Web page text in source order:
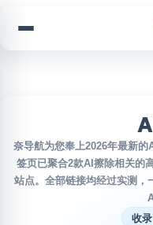
奈导航为您奉上2026年最新
签页已聚合2款AI擦除相关的
站点。全部链接均经过实测，
收